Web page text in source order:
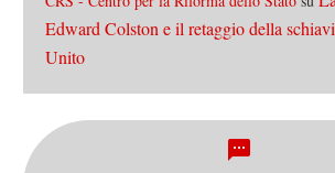
Edward Colston e il retaggio della
Unito